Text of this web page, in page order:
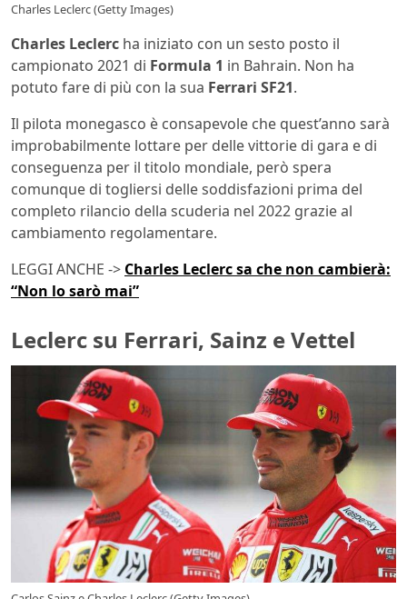
Charles Leclerc (Getty Images)
Charles Leclerc ha iniziato con un sesto posto il
campionato 2021 di Formula 1 in Bahrain. Non ha
potuto fare di più con la sua Ferrari SF21.
Il pilota monegasco è consapevole che quest’anno sarà
improbabilmente lottare per delle vittorie di gara e di
conseguenza per il titolo mondiale, però spera
comunque di togliersi delle soddisfazioni prima del
completo rilancio della scuderia nel 2022 grazie al
cambiamento regolamentare.
LEGGI ANCHE -> Charles Leclerc sa che non cambierà:
“Non lo sarò mai”
Leclerc su Ferrari, Sainz e Vettel